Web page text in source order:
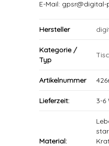
E-Mail:
Hersteller
Kategorie /
Typ
Artikelnummer
Lieferzeit: 3-6
Material: